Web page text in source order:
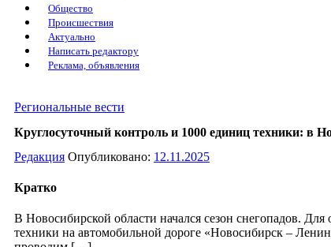
Общество
Происшествия
Актуально
Написать редактору
Реклама, объявления
Региональные вести
Круглосуточный контроль и 1000 единиц техники: в
Редакция Опубликовано: 12.11.2025
Кратко
В Новосибирской области начался сезон снегопадов.
техники на автомобильной дороге «Новосибирск –